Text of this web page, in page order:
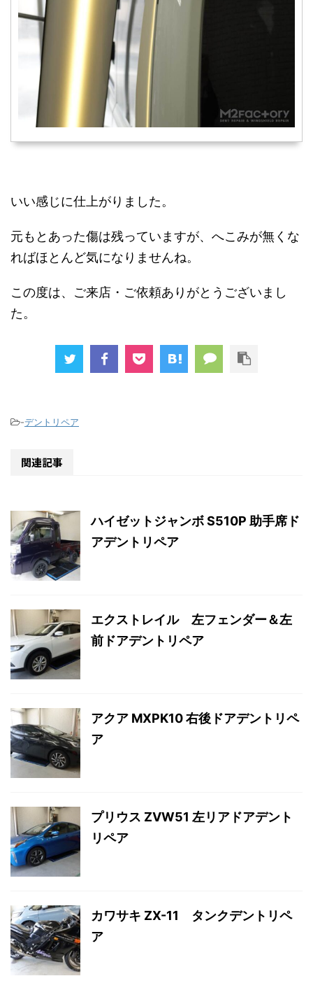
いい感じに仕上がりました。
元もとあった傷は残っていますが、へこみが無くな
ればほとんど気になりませんね。
この度は、ご来店・ご依頼ありがとうございまし
た。
-デントリペア
関連記事
ハイゼットジャンボ S510P 助手席ド
アデントリペア
エクストレイル 左フェンダー＆左
前ドアデントリペア
アクア MXPK10 右後ドアデントリペ
ア
プリウス ZVW51 左リアドアデント
リペア
カワサキ ZX-11 タンクデントリペ
ア